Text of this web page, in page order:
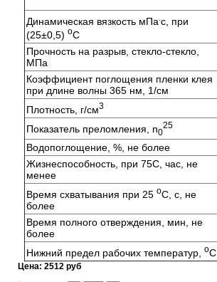
Динамическая вязкость мПа.с, при
(25±0,5) оС
Прочность на разрыв, стекло-стекло,
МПа
Коэффициент поглощения пленки клея
при длине волны 365 нм, 1/см
Плотность, г/см3
Показатель преломления, n0
25
Водопоглощение, %, не более
Жизнеспособность, при 75С, час, не
менее
Время схватывания при 25 оС, с, не
более
Время полного отверждения, мин, не
более
Нижний предел рабочих температур, оС
Цена: 2512 руб